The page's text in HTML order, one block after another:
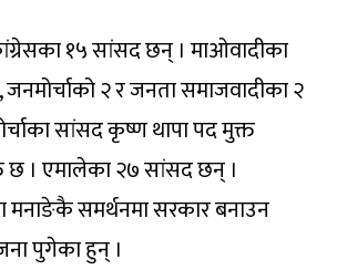
१५ सांसद छन् । माओवादीका
२ र जनता समाजवादीका २
सांसद कृष्ण थापा पद मुक्त
छ । एमालेका २७ सांसद छन् ।
मनाङेकै समर्थनमा सरकार बनाउन
पुगेका हुन् ।